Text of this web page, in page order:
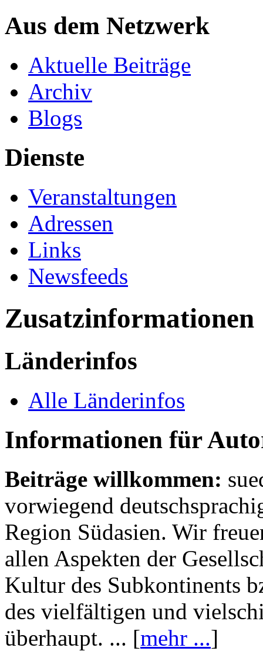
Aus dem Netzwerk
Aktuelle Beiträge
Archiv
Blogs
Dienste
Veranstaltungen
Adressen
Links
Newsfeeds
Zusatzinformationen
Länderinfos
Alle Länderinfos
Informationen für
Beiträge willkommen:
vorwiegend
Region Südasien. Wir
allen Aspekten der
Kultur des Subkontinents
des vielfältigen und
überhaupt. ... [mehr ...]